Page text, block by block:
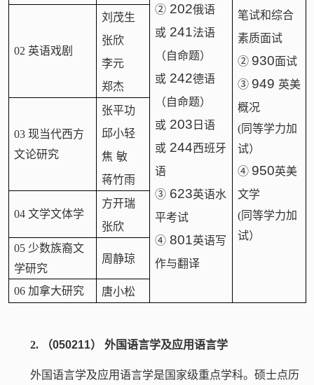
②202俄语
或241法语
（自命题）
或242德语
（自命题）
或203 日语
或244西班牙
语
③623英语水
平考试
④801英语写
作与翻译
笔试和综合
素质面试
② 930面试
③ 949 英美
概况
(同等学力加
试）
④ 950英美
文学
(同等学力加
试）
02 英语戏剧
刘茂生
张欣
李元
郑杰
03 现当代西方
文论研究
张平功
邱小轻
焦 敏
蒋竹雨
04 文学文体学
方开瑞
张欣
05 少数族裔文
学研究
周静琼
06 加拿大研究 唐小松
2. （050211） 外国语言学及应用语言学
外国语言学及应用语言学是国家级重点学科。硕士点历